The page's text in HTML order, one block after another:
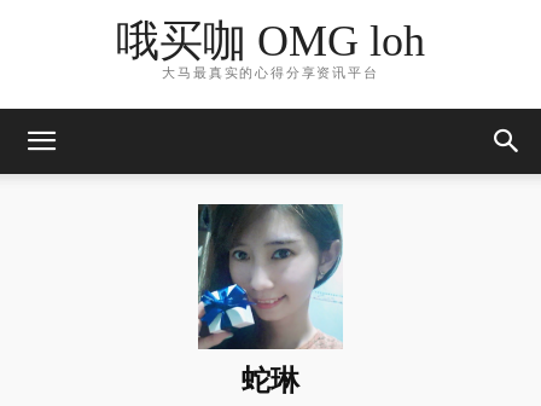
哦买咖 OMG loh
大马最真实的心得分享资讯平台
蛇琳